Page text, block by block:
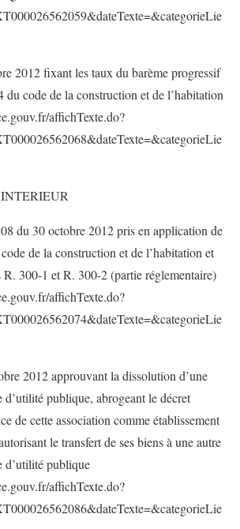
2012 fixant les taux du barème progressif
du code de la construction et de l’habitation
affichTexte.do?
du 30 octobre 2012 pris en application de
de la construction et de l’habitation et
300-1 et R. 300-2 (partie réglementaire)
affichTexte.do?
2012 approuvant la dissolution d’une
d’utilité publique, abrogeant le décret
de cette association comme établissement
le transfert de ses biens à une autre
d’utilité publique
affichTexte.do?